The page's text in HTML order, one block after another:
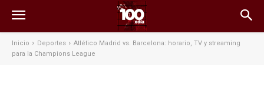
Inicio Deportes
Atlético Madrid vs. Barcelona: horario, TV y streaming
para la Champions League